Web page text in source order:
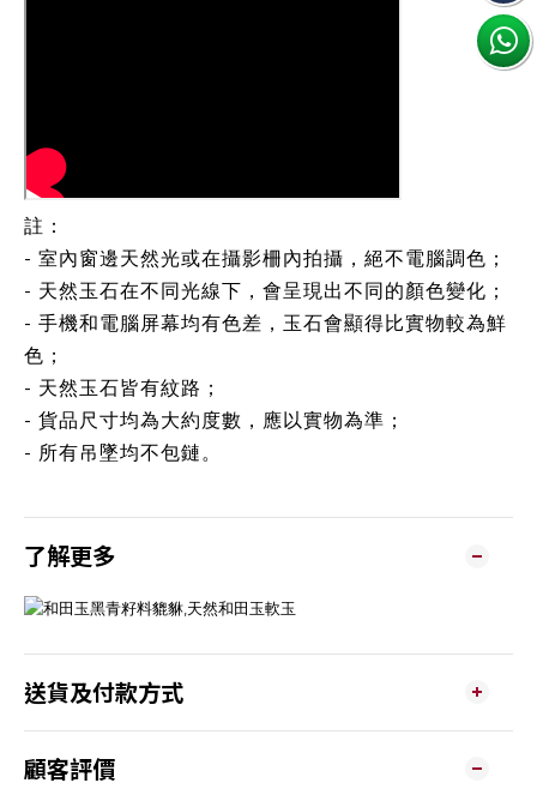
註：
- 室內窗邊天然光或在攝影柵內拍攝，絕不電腦調色；
- 天然玉石在不同光線下，會呈現出不同的顏色變化；
- 手機和電腦屏幕均有色差，玉石會顯得比實物較為鮮
色；
- 天然玉石皆有紋路；
- 貨品尺寸均為大約度數，應以實物為準；
- 所有吊墜均不包鏈。
了解更多
送貨及付款方式
顧客評價